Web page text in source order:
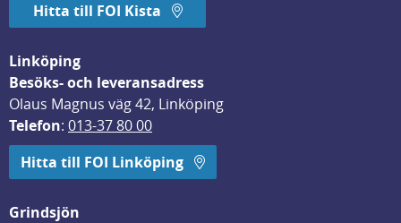
Hitta till FOI Kista
Linköping
Besöks- och leveransadress
Olaus Magnus väg 42, Linköping
Telefon: 013-37 80 00
Hitta till FOI Linköping
Grindsjön